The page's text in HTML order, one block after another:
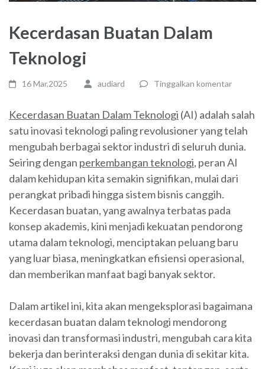
Kecerdasan Buatan Dalam
Teknologi
16 Mar,2025 audiard Tinggalkan komentar
Kecerdasan Buatan Dalam Teknologi (AI) adalah salah
satu inovasi teknologi paling revolusioner yang telah
mengubah berbagai sektor industri di seluruh dunia.
Seiring dengan perkembangan teknologi, peran AI
dalam kehidupan kita semakin signifikan, mulai dari
perangkat pribadi hingga sistem bisnis canggih.
Kecerdasan buatan, yang awalnya terbatas pada
konsep akademis, kini menjadi kekuatan pendorong
utama dalam teknologi, menciptakan peluang baru
yang luar biasa, meningkatkan efisiensi operasional,
dan memberikan manfaat bagi banyak sektor.
Dalam artikel ini, kita akan mengeksplorasi bagaimana
kecerdasan buatan dalam teknologi mendorong
inovasi dan transformasi industri, mengubah cara kita
bekerja dan berinteraksi dengan dunia di sekitar kita.